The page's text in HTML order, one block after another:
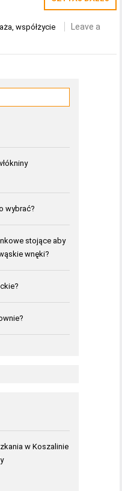
,współżycie
Leave a
wybrać?
stojące aby
wnęki?